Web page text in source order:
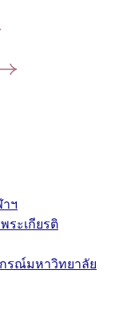
ฯ
ระเกียรติ
รณ์มหาวิทยาลัย